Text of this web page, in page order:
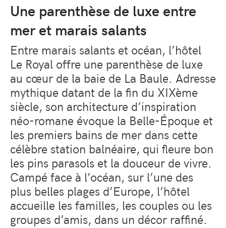
Une parenthèse de luxe entre
mer et marais salants
Entre marais salants et océan, l’hôtel
Le Royal offre une parenthèse de luxe
au cœur de la baie de La Baule. Adresse
mythique datant de la fin du XIXème
siècle, son architecture d’inspiration
néo-romane évoque la Belle-Époque et
les premiers bains de mer dans cette
célèbre station balnéaire, qui fleure bon
les pins parasols et la douceur de vivre.
Campé face à l’océan, sur l’une des
plus belles plages d’Europe, l’hôtel
accueille les familles, les couples ou les
groupes d’amis, dans un décor raffiné.